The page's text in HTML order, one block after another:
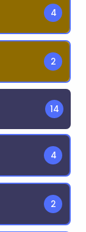
4
2
14
4
2